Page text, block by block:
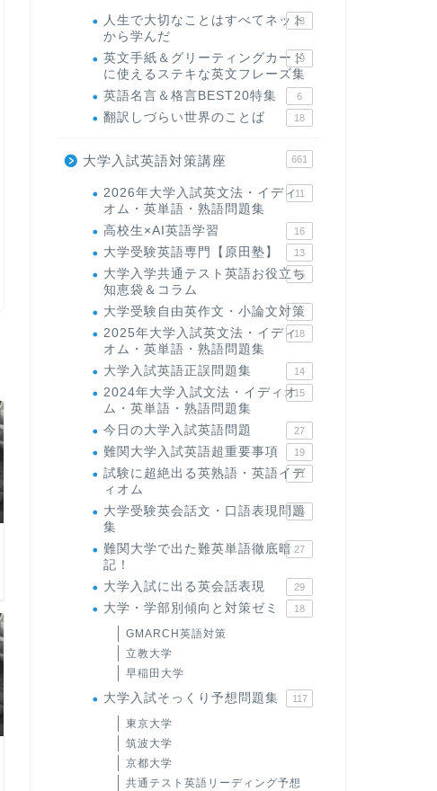
人生で大切なことはすべてネット
から学んだ
23
英文手紙＆グリーティングカード
に使えるステキな英文フレーズ集
19
英語名言＆格言BEST20特集 6
翻訳しづらい世界のことば 18
大学入試英語対策講座 661
2026年大学入試英文法・イディ
オム・英単語・熟語問題集
11
高校生×AI英語学習 16
大学受験英語専門【原田塾】 13
大学入学共通テスト英語お役立ち
知恵袋＆コラム
45
大学受験自由英作文・小論文対策
8
2025年大学入試英文法・イディ
オム・英単語・熟語問題集
18
大学入試英語正誤問題集 14
2024年大学入試文法・イディオ
ム・英単語・熟語問題集
15
今日の大学入試英語問題 27
難関大学入試英語超重要事項 19
試験に超絶出る英熟語・英語イデ
ィオム
71
大学受験英会話文・口語表現問題
集
35
難関大学で出た難英単語徹底暗
記！
27
大学入試に出る英会話表現 29
大学・学部別傾向と対策ゼミ 18
GMARCH英語対策
立教大学
早稲田大学
大学入試そっくり予想問題集 117
東京大学
筑波大学
京都大学
共通テスト英語リーディング予想